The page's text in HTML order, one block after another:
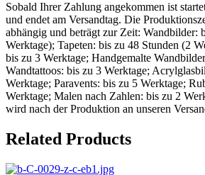
Sobald Ihrer Zahlung angekommen ist
und endet am Versandtag. Die
abhängig und beträgt zur Zeit: Wandbilder:
Werktage); Tapeten: bis zu 48 Stunden (2
bis zu 3 Werktage; Handgemalte
Wandtattoos: bis zu 3 Werktage;
Werktage; Paravents: bis zu 5 Werktage;
Werktage; Malen nach Zahlen: bis zu 2
wird nach der Produktion an unseren
Related Products